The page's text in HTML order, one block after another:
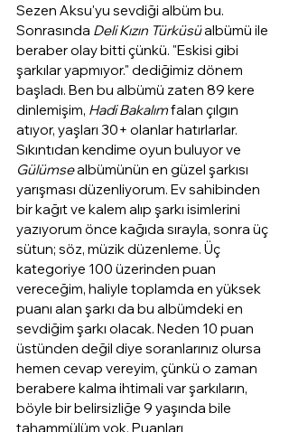
Sezen Aksu'yu sevdiği albüm bu.
Sonrasında Deli Kızın Türküsü albümü ile
beraber olay bitti çünkü. "Eskisi gibi
şarkılar yapmıyor." dediğimiz dönem
başladı. Ben bu albümü zaten 89 kere
dinlemişim, Hadi Bakalım falan çılgın
atıyor, yaşları 30+ olanlar hatırlarlar.
Sıkıntıdan kendime oyun buluyor ve
Gülümse albümünün en güzel şarkısı
yarışması düzenliyorum. Ev sahibinden
bir kağıt ve kalem alıp şarkı isimlerini
yazıyorum önce kağıda sırayla, sonra üç
sütun; söz, müzik düzenleme. Üç
kategoriye 100 üzerinden puan
vereceğim, haliyle toplamda en yüksek
puanı alan şarkı da bu albümdeki en
sevdiğim şarkı olacak. Neden 10 puan
üstünden değil diye soranlarınız olursa
hemen cevap vereyim, çünkü o zaman
berabere kalma ihtimali var şarkıların,
böyle bir belirsizliğe 9 yaşında bile
tahammülüm yok. Puanları